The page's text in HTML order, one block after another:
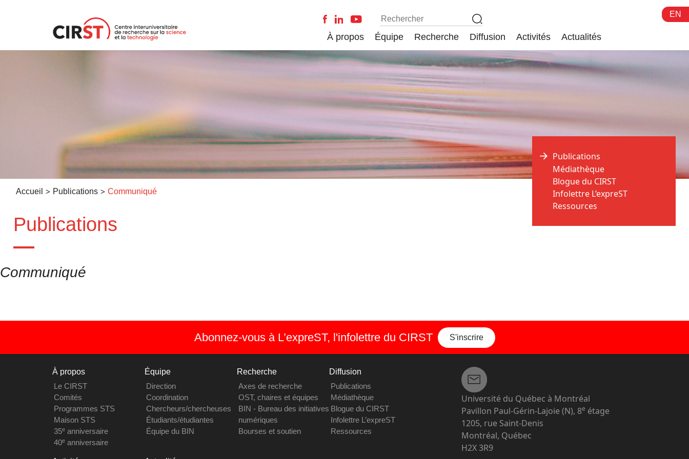
EN
À propos Équipe Recherche Diffusion Activités Actualités
Accueil > Publications > Communiqué
Publications
Publications
Médiathèque
Blogue du CIRST
Infolettre L’expreST
Ressources
Communiqué
Abonnez-vous à L’expreST, l'infolettre du CIRST S'inscrire
À propos
Le CIRST
Comités
Programmes STS
Maison STS
35eanniversaire
40eanniversaire
Équipe
Direction
Coordination
Chercheurs/chercheuses
Étudiants/étudiantes
Équipe du BIN
Recherche
Axes de recherche
OST, chaires et équipes
BIN - Bureau des initiatives
numériques
Bourses et soutien
Diffusion
Publications
Médiathèque
Blogue du CIRST
Infolettre L’expreST
Ressources
Université du Québec à Montréal
Pavillon Paul-Gérin-Lajoie (N), 8e étage
1205, rue Saint-Denis
Montréal, Québec
H2X 3R9